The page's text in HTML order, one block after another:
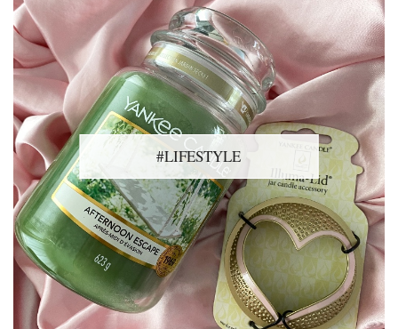
#LIFESTYLE